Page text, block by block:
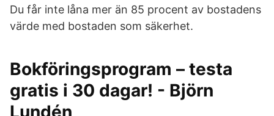
Du får inte låna mer än 85 procent av bostadens
värde med bostaden som säkerhet.
Bokföringsprogram – testa
gratis i 30 dagar! - Björn
Lundén